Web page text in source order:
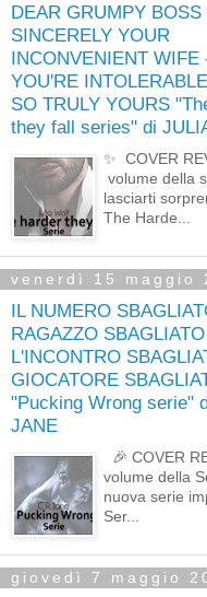
DEAR GRUMPY BOSS
SINCERELY YOUR
INCONVENIENT WIFE
YOU'RE
SO TRULY YOURS
they fall series" di
✨ COVER
volume della
lasciarti
The Harde...
venerdì 15 maggio
IL NUMERO
RAGAZZO
L'INCONTRO
GIOCATORE
"Pucking Wrong serie"
JANE
🎉 COVER
volume della
nuova serie
Ser...
giovedì 7 maggio